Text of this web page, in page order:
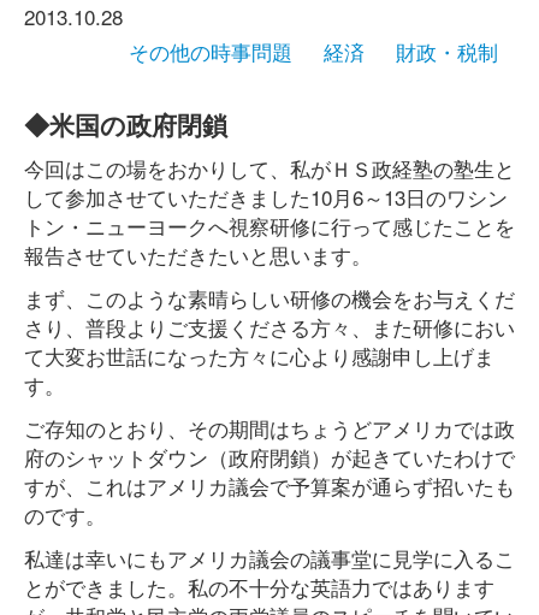
2013.10.28
その他の時事問題
経済 財政・税制
◆米国の政府閉鎖
今回はこの場をおかりして、私がＨＳ政経塾の塾生と
して参加させていただきました10月6～13日のワシン
トン・ニューヨークへ視察研修に行って感じたことを
報告させていただきたいと思います。
まず、このような素晴らしい研修の機会をお与えくだ
さり、普段よりご支援くださる方々、また研修におい
て大変お世話になった方々に心より感謝申し上げま
す。
ご存知のとおり、その期間はちょうどアメリカでは政
府のシャットダウン（政府閉鎖）が起きていたわけで
すが、これはアメリカ議会で予算案が通らず招いたも
のです。
私達は幸いにもアメリカ議会の議事堂に見学に入るこ
とができました。私の不十分な英語力ではあります